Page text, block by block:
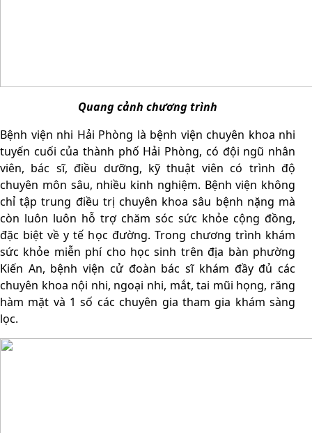
Quang cảnh chương trình
Bệnh viện nhi Hải Phòng là bệnh viện chuyên khoa nhi
tuyến cuối của thành phố Hải Phòng, có đội ngũ nhân
viên, bác sĩ, điều dưỡng, kỹ thuật viên có trình độ
chuyên môn sâu, nhiều kinh nghiệm. Bệnh viện không
chỉ tập trung điều trị chuyên khoa sâu bệnh nặng mà
còn luôn luôn hỗ trợ chăm sóc sức khỏe cộng đồng,
đặc biệt về y tế học đường. Trong chương trình khám
sức khỏe miễn phí cho học sinh trên địa bàn phường
Kiến An, bệnh viện cử đoàn bác sĩ khám đầy đủ các
chuyên khoa nội nhi, ngoại nhi, mắt, tai mũi họng, răng
hàm mặt và 1 số các chuyên gia tham gia khám sàng
lọc.